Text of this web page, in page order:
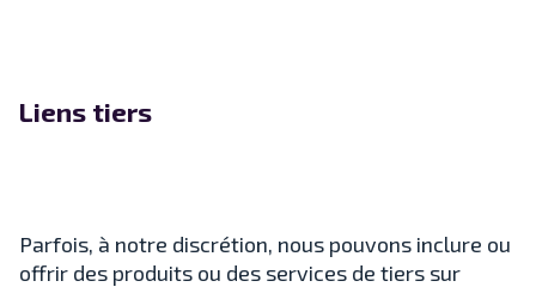
Liens tiers
Parfois, à notre discrétion, nous pouvons inclure ou
offrir des produits ou des services de tiers sur